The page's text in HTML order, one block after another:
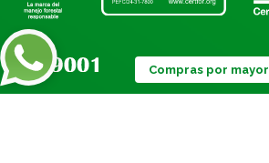
Compras por mayor